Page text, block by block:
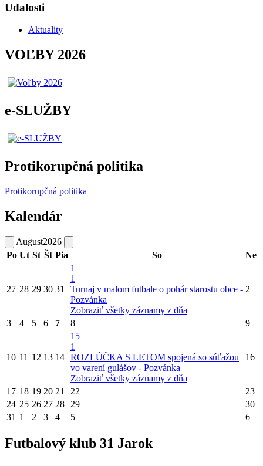
Udalosti
Aktuality
VOĽBY 2026
e-SLUŽBY
Protikorupčná politika
Protikorupčná politika
Kalendár
August2026
Po Ut St Št Pia So Ne
27 28 29 30 31
1
1
Turnaj v malom futbale o pohár starostu obce -
Pozvánka
Zobraziť všetky záznamy z dňa
2
3 4 5 6 7 8 9
10 11 12 13 14
15
1
ROZLÚČKA S LETOM spojená so súťažou
vo varení gulášov - Pozvánka
Zobraziť všetky záznamy z dňa
16
17 18 19 20 21 22
23
24 25 26 27 28 29
30
31 1 2 3 4 5 6
Futbalový klub 31 Jarok